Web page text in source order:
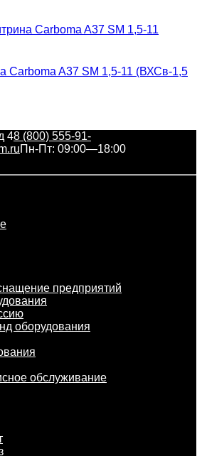
Carboma A37 SM 1,5-11 (ВХСв-1,5
48 (800) 555-91-
Пн-Пт: 09:00—18:00
предприятий
оборудования
обслуживание